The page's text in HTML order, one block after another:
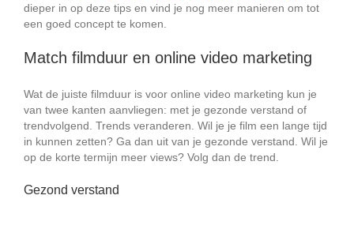
dieper in op deze tips en vind je nog meer manieren om tot
een goed concept te komen.
Match filmduur en online video marketing
Wat de juiste filmduur is voor online video marketing kun je
van twee kanten aanvliegen: met je gezonde verstand of
trendvolgend. Trends veranderen. Wil je je film een lange tijd
in kunnen zetten? Ga dan uit van je gezonde verstand. Wil je
op de korte termijn meer views? Volg dan de trend.
Gezond verstand